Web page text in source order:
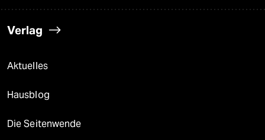
Verlag
Aktuelles
Hausblog
Die Seitenwende